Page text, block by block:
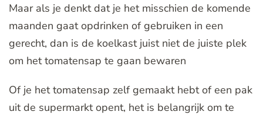
Maar als je denkt dat je het misschien de komende
maanden gaat opdrinken of gebruiken in een
gerecht, dan is de koelkast juist niet de juiste plek
om het tomatensap te gaan bewaren
Of je het tomatensap zelf gemaakt hebt of een pak
uit de supermarkt opent, het is belangrijk om te